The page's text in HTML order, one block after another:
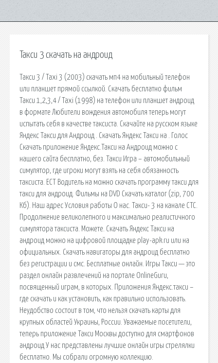
Такси 3 скачать на андроид
Такси 3 / Taxi 3 (2003) скачать мп4 на мобильный телефон
или планшет прямой ссылкой. Скачать бесплатно фильм
Такси 1,2,3,4 / Taxi (1998) на телефон или планшет андроид
в формате Любители вождения автомобиля теперь могут
испытать себя в качестве таксиста. Скачайте на русском языке
Яндекс Такси для Андроид . Скачать Яндекс Такси на . Голос
Скачать приложение Яндекс.Такси на Андроид можно с
нашего сайта бесплатно, без. Такси Игрa – автомобильный
симулятор, где игроки могут взять на себя обязанность
таксиста. ЕСТ Водитель на можно скачать программу такси для
такси для андроид. Фильмы на DVD Скачать каталог (zip, 700
Кб). Наш адрес Условия работы О нас. Такси- 3 на канале СТС.
Продолжение великолепного и максимально реалистичного
симулятора таксиста. Можете. Скачать Яндекс Такси на
андроид можно на цифровой площадке play-apk.ru или на
официальных. Скачать навигаторы для андроид бесплатно
без регистрации и смс. Бесплатные онлайн. Игры Такси — это
раздел онлайн развлечений на портале OnlineGuru,
посвященный играм, в которых. Приложения Яндекс.такси –
где скачать и как установить, как правильно использовать.
Неудобство состоит в том, что нельзя скачать карты для
крупных областей Украины, России. Уважаемые посетители,
теперь приложение Такси Москвы доступно для смартфонов
андроид У нас представлены лучшие онлайн игры стрелялки
бесплатно. Мы собрали огромную коллекцию.